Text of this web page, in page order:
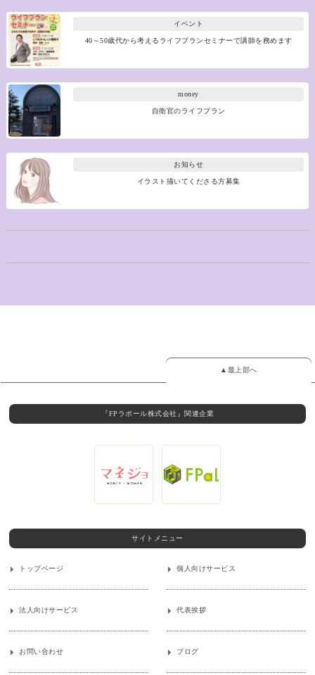
イベント
40～50歳代から考えるライフプランセミナーで講師を務めます
money
自衛官のライフプラン
お知らせ
イラスト描いてくださる方募集
▲最上部へ
『FPラポール株式会社』関連企業
サイトメニュー
トップページ 個人向けサービス
法人向けサービス 代表挨拶
お問い合わせ ブログ